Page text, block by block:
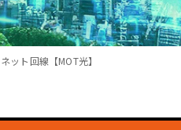
ット回線【MOT光】